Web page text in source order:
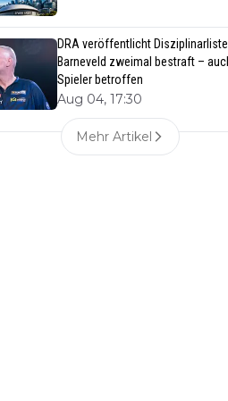
DRA veröffentlicht
Barneveld zweimal bestraft –
Spieler betroffen
Aug 04, 17:30
Mehr Artikel